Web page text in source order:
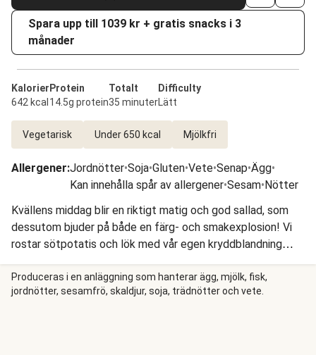
Spara upp till 1039 kr + gratis snacks i 3
månader
Kalorier
642 kcal
Protein
14.5g protein
Totalt
35 minuter
Difficulty
Lätt
Vegetarisk Under 650 kcal Mjölkfri
Allergener:Jordnötter•Soja•Gluten•Vete•Senap•Ägg•
Kan innehålla spår av allergener•Sesam•Nötter
Kvällens middag blir en riktigt matig och god sallad, som
dessutom bjuder på både en färg- och smakexplosion! Vi
rostar sötpotatis och lök med vår egen kryddblandning
Panamat och kombinerar dem med sallad, avokado och
mango. Men ingen sallad är komplett utan en härlig
dressing, så vi blandar srirachamajonnäs med limesaft och
Produceras i en anläggning som hanterar ägg, mjölk, fisk,
jordnötter, sesamfrö, skaldjur, soja, trädnötter och vete.